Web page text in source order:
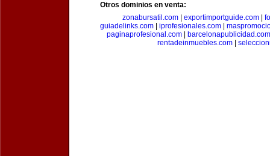
Otros dominios en venta:
zonabursatil.com
exportimportguide.com
guiadelinks.com
iprofesionales.com
paginaprofesional.com|
barcelonapublicidad.com
rentadeinmuebles.com|